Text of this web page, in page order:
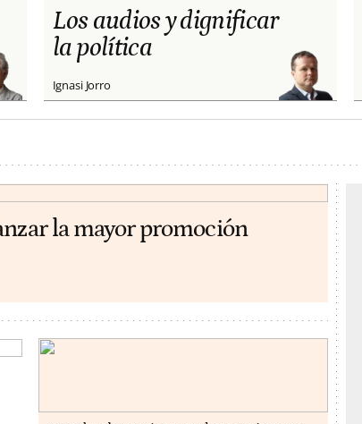
Los audios y dignificar
la política
Ignasi Jorro
la mayor promoción